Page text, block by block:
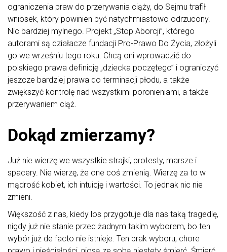
ograniczenia praw do przerywania ciąży, do Sejmu trafił
wniosek, który powinien być natychmiastowo odrzucony.
Nic bardziej mylnego. Projekt „Stop Aborcji”, którego
autorami są działacze fundacji Pro-Prawo Do Życia, złożyli
go we wrześniu tego roku. Chcą oni wprowadzić do
polskiego prawa definicję „dziecka poczętego” i ograniczyć
jeszcze bardziej prawa do terminacji płodu, a także
zwiększyć kontrolę nad wszystkimi poronieniami, a także
przerywaniem ciąż.
Dokąd zmierzamy?
Już nie wierzę we wszystkie strajki, protesty, marsze i
spacery. Nie wierzę, że one coś zmienią. Wierzę za to w
mądrość kobiet, ich intuicję i wartości. To jednak nic nie
zmieni.
Większość z nas, kiedy los przygotuje dla nas taką tragedię,
nigdy już nie stanie przed żadnym takim wyborem, bo ten
wybór już de facto nie istnieje. Ten brak wyboru, chore